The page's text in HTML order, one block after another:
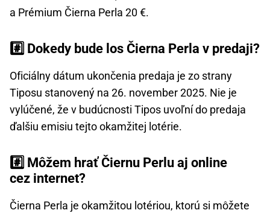
a Prémium Čierna Perla 20 €.
#️⃣ Dokedy bude los Čierna Perla v predaji?
Oficiálny dátum ukončenia predaja je zo strany
Tiposu stanovený na 26. november 2025. Nie je
vylúčené, že v budúcnosti Tipos uvoľní do predaja
ďalšiu emisiu tejto okamžitej lotérie.
#️⃣ Môžem hrať Čiernu Perlu aj online
cez internet?
Čierna Perla je okamžitou lotériou, ktorú si môžete